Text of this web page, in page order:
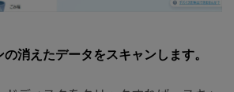
消えたデータをスキャンします。